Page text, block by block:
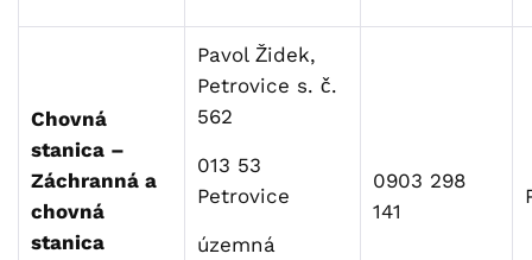
Chovná
stanica –
Záchranná a
chovná
stanica
Pavol Židek,
Petrovice s. č.
562
013 53
Petrovice
územná
0903 298
141